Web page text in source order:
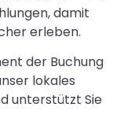
damit
erleben.
der Buchung
lokales
unterstützt Sie